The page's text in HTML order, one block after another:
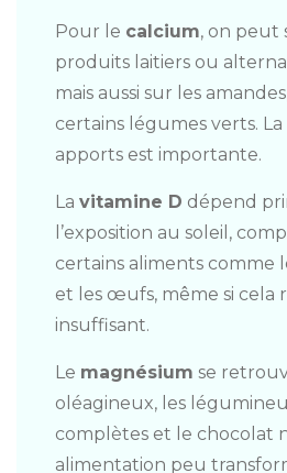
Pour le calcium, on peut
produits laitiers ou
mais aussi sur les
certains légumes verts.
apports est importante.
La vitamine D dépend
l’exposition au soleil,
certains aliments comme
et les œufs, même si cela
insuffisant.
Le magnésium se
oléagineux, les
complètes et le chocolat
alimentation peu